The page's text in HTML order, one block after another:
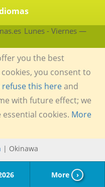
Lunes - Viernes —
you the best
you consent to
refuse this hereand
with future effect; we
cookies. More
| Okinawa
More ›